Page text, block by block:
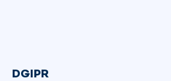
DGIPR